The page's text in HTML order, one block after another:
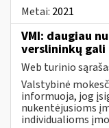
Metai: 2021
VMI: daugiau
verslininkų
Web turinio
Valstybinė
informuoja, jog
nukentėjusioms
individualioms